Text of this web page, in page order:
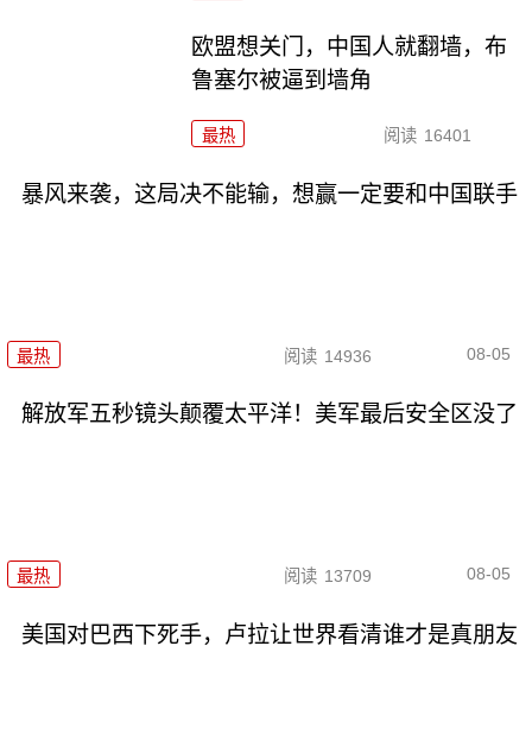
欧盟想关门，中国人就翻墙，布
鲁塞尔被逼到墙角
最热 阅读 16401
暴风来袭，这局决不能输，想赢一定要和中国联手
最热 阅读 14936 08-05
解放军五秒镜头颠覆太平洋！美军最后安全区没了
最热 阅读 13709 08-05
美国对巴西下死手，卢拉让世界看清谁才是真朋友